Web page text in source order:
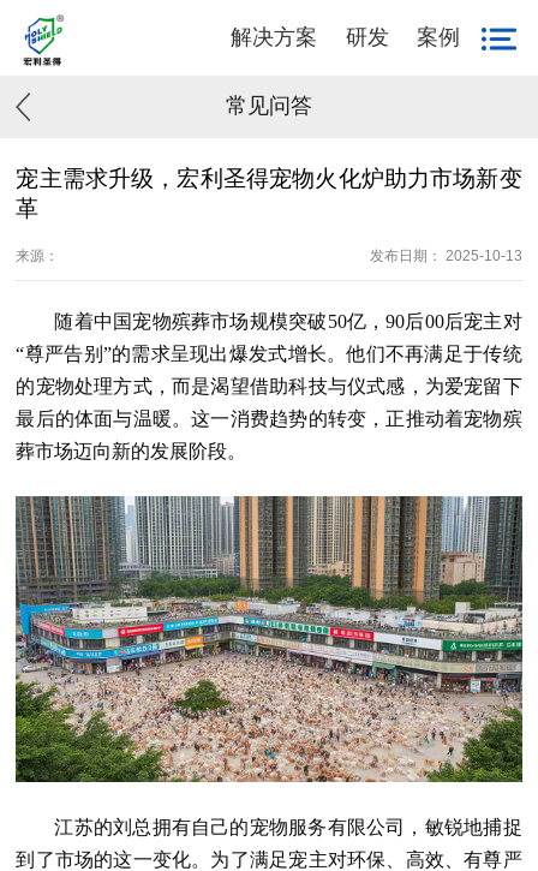
解决方案 研发 案例
常见问答
宠主需求升级，宏利圣得宠物火化炉助力市场新变
革
来源： 发布日期： 2025-10-13
随着中国宠物殡葬市场规模突破50亿，90后00后宠主对
“尊严告别”的需求呈现出爆发式增长。他们不再满足于传统
的宠物处理方式，而是渴望借助科技与仪式感，为爱宠留下
最后的体面与温暖。这一消费趋势的转变，正推动着宠物殡
葬市场迈向新的发展阶段。
江苏的刘总拥有自己的宠物服务有限公司，敏锐地捕捉
到了市场的这一变化。为了满足宠主对环保、高效、有尊严